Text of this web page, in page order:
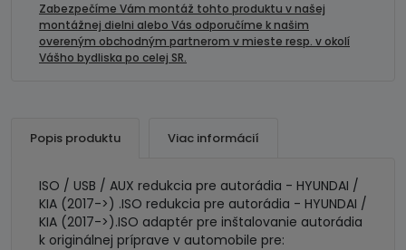
redukcia
(2017-
Zabezpečíme Vám montáž tohto produktu v našej
montážnej dielni alebo Vás odporučíme k našim
overeným obchodným partnerom v mieste resp. v okolí
Vášho bydliska po celej SR.
Popis produktu Viac informácií
ISO / USB / AUX redukcia pre autorádia - HYUNDAI /
KIA (2017->) .ISO redukcia pre autorádia - HYUNDAI /
KIA (2017->).ISO adaptér pre inštalovanie autorádia
k originálnej príprave v automobile pre: